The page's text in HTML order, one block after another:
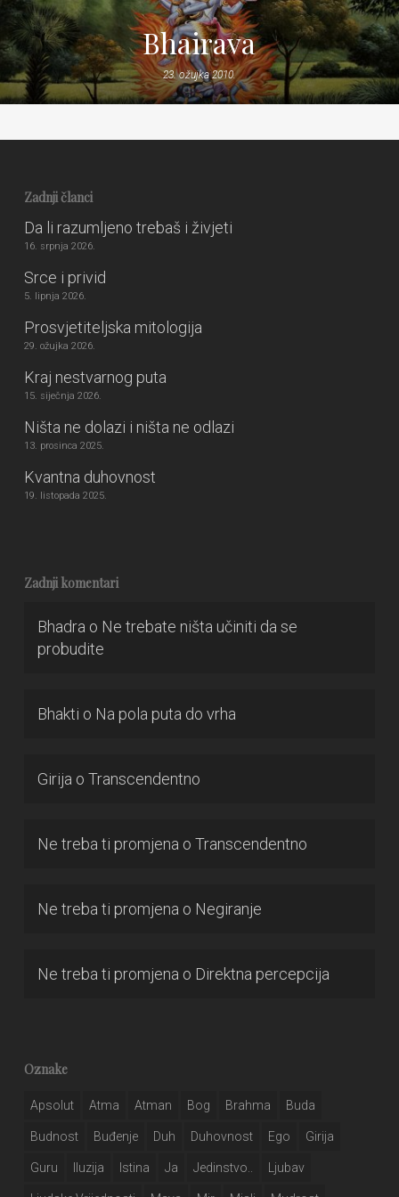
Bhairava
23. ožujka 2010.
Zadnji članci
Da li razumljeno trebaš i živjeti
16. srpnja 2026.
Srce i privid
5. lipnja 2026.
Prosvjetiteljska mitologija
29. ožujka 2026.
Kraj nestvarnog puta
15. siječnja 2026.
Ništa ne dolazi i ništa ne odlazi
13. prosinca 2025.
Kvantna duhovnost
19. listopada 2025.
Zadnji komentari
Bhadra o Ne trebate ništa učiniti da se
probudite
Bhakti o Na pola puta do vrha
Girija o Transcendentno
Ne treba ti promjena o Transcendentno
Ne treba ti promjena o Negiranje
Ne treba ti promjena o Direktna percepcija
Oznake
Apsolut Atma Atman Bog Brahma Buda
Budnost Buđenje Duh Duhovnost Ego Girija
Guru Iluzija Istina Ja Jedinstvo.. Ljubav